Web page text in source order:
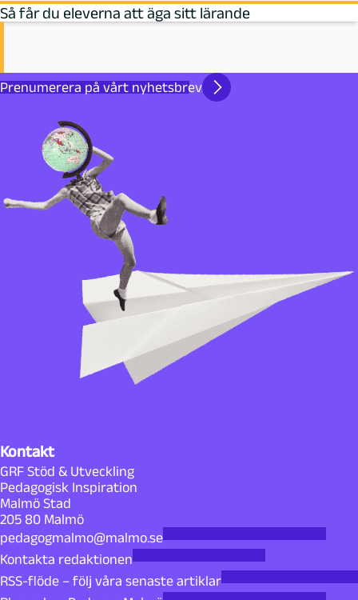
Så får du eleverna att äga sitt lärande
Prenumerera på vårt nyhetsbrev
Kontakt
GRF Stöd & Utveckling
Pedagogisk Inspiration
Malmö Stad
205 80 Malmö
pedagogmalmo@malmo.se
Kontakta redaktionen
RSS-flöde – följ våra senaste artiklar